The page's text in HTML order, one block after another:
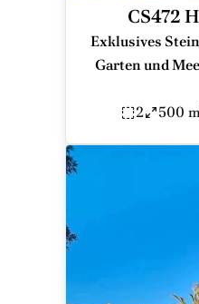
CS472
Exklusives
Garten und
2
500